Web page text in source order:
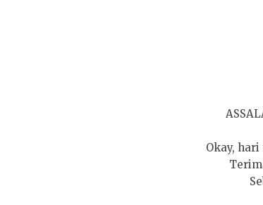
Okay,